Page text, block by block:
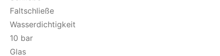
Faltschließe
Wasserdichtigkeit
10 bar
Glas